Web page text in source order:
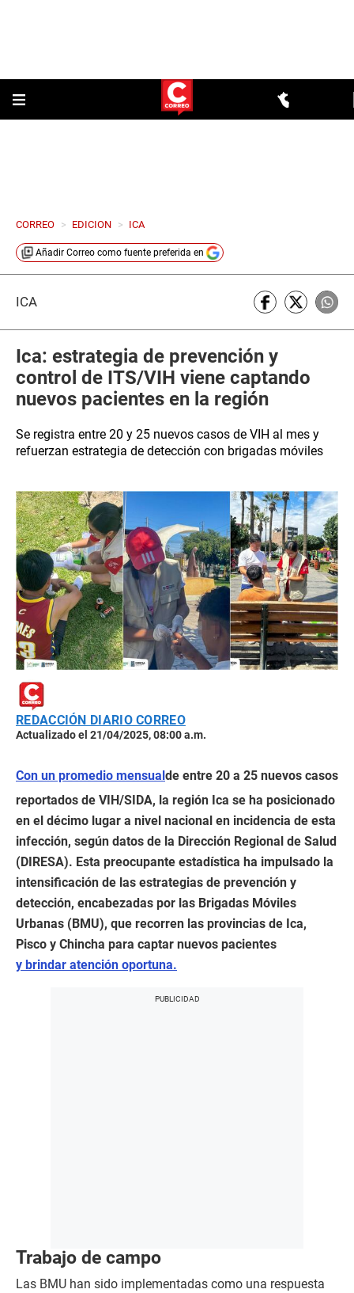
CORREO > EDICION > ICA
Añadir Correo como fuente preferida en
ICA
Ica: estrategia de prevención y
control de ITS/VIH viene captando
nuevos pacientes en la región
Se registra entre 20 y 25 nuevos casos de VIH al mes y
refuerzan estrategia de detección con brigadas móviles
REDACCIÓN DIARIO CORREO
Actualizado el 21/04/2025, 08:00 a.m.
Con un promedio mensual de entre 20 a 25 nuevos casos
reportados de VIH/SIDA, la región Ica se ha posicionado
en el décimo lugar a nivel nacional en incidencia de esta
infección, según datos de la Dirección Regional de Salud
(DIRESA). Esta preocupante estadística ha impulsado la
intensificación de las estrategias de prevención y
detección, encabezadas por las Brigadas Móviles
Urbanas (BMU), que recorren las provincias de Ica,
Pisco y Chincha para captar nuevos pacientes
y brindar atención oportuna.
Trabajo de campo
Las BMU han sido implementadas como una respuesta